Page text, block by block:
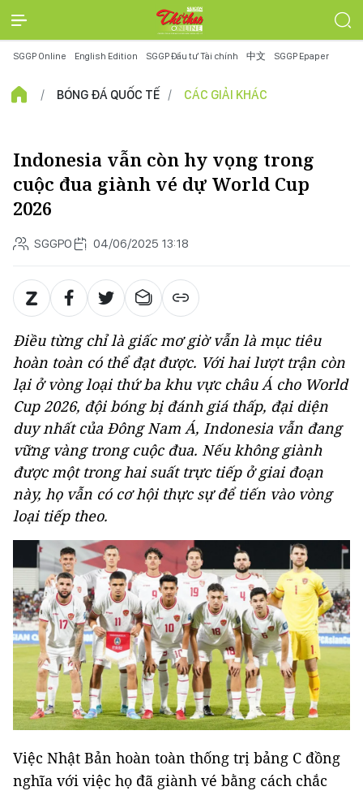
SGGP Online English Edition SGGP Đầu tư Tài chính 中文 SGGP Epaper
BÓNG ĐÁ QUỐC TẾ CÁC GIẢI KHÁC
Indonesia vẫn còn hy vọng trong
cuộc đua giành vé dự World Cup
2026
SGGPO 04/06/2025 13:18
Điều từng chỉ là giấc mơ giờ vẫn là mục tiêu
hoàn toàn có thể đạt được. Với hai lượt trận còn
lại ở vòng loại thứ ba khu vực châu Á cho World
Cup 2026, đội bóng bị đánh giá thấp, đại diện
duy nhất của Đông Nam Á, Indonesia vẫn đang
vững vàng trong cuộc đua. Nếu không giành
được một trong hai suất trực tiếp ở giai đoạn
này, họ vẫn có cơ hội thực sự để tiến vào vòng
loại tiếp theo.
Việc Nhật Bản hoàn toàn thống trị bảng C đồng
nghĩa với việc họ đã giành vé bằng cách chắc